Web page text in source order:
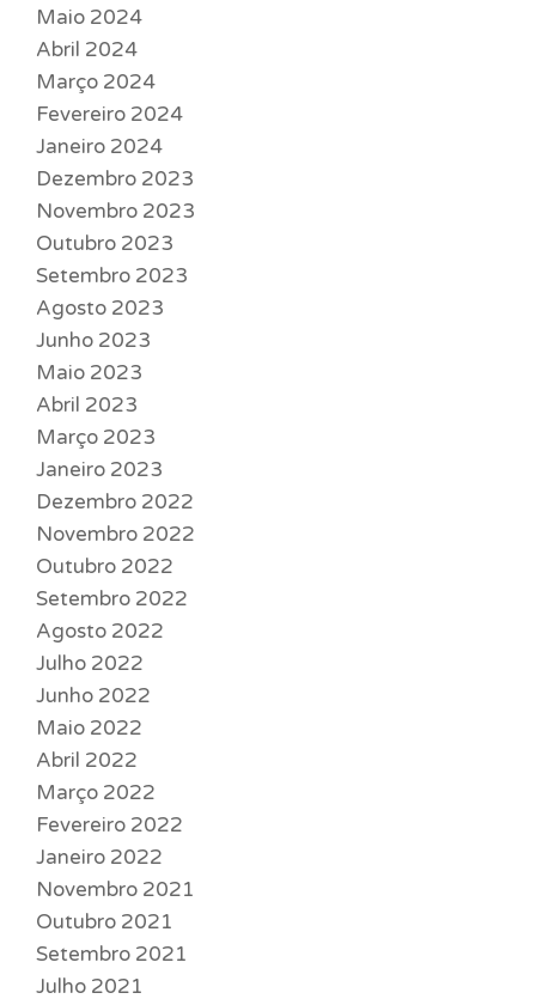
Maio 2024
Abril 2024
Março 2024
Fevereiro 2024
Janeiro 2024
Dezembro 2023
Novembro 2023
Outubro 2023
Setembro 2023
Agosto 2023
Junho 2023
Maio 2023
Abril 2023
Março 2023
Janeiro 2023
Dezembro 2022
Novembro 2022
Outubro 2022
Setembro 2022
Agosto 2022
Julho 2022
Junho 2022
Maio 2022
Abril 2022
Março 2022
Fevereiro 2022
Janeiro 2022
Novembro 2021
Outubro 2021
Setembro 2021
Julho 2021